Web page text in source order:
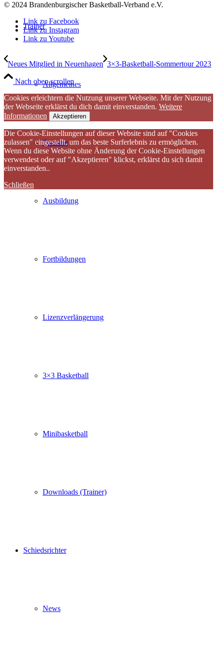
Trainer
Allgemeines
Termine
Ausbildung
Fortbildungen
Lizenzverlängerung
3×3 Basketball
Minibasketball
Downloads (Trainer)
Schiedsrichter
News
© 2024 Brandenburgischer Basketball-Verband e.V.
Link zu Facebook
Link zu Instagram
Link zu Youtube
Neues Mitglied in Neuenhagen 3×3-Basketball-Sommertour 2023
Nach oben scrollen
Cookies erleichtern die Nutzung unserer Webseite. Mit der Nutzung
der Webseite erklärst du dich damit einverstanden. Weitere
Informationen
Akzeptieren
Die Cookie-Einstellungen auf dieser Website sind auf "Cookies
zulassen" eingestellt, um das beste Surferlebnis zu ermöglichen.
Wenn du diese Website ohne Änderung der Cookie-Einstellungen
verwendest oder auf "Akzeptieren" klickst, erklärst du sich damit
einverstanden..
Schließen